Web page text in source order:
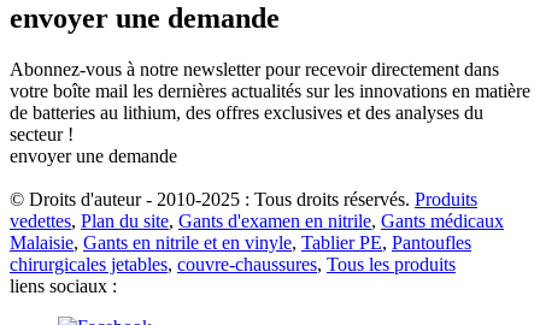
envoyer une demande
Abonnez-vous à notre newsletter pour recevoir directement dans
votre boîte mail les dernières actualités sur les innovations en matière
de batteries au lithium, des offres exclusives et des analyses du
secteur !
envoyer une demande
© Droits d'auteur - 2010-2025 : Tous droits réservés. Produits
vedettes, Plan du site, Gants d'examen en nitrile, Gants médicaux
Malaisie, Gants en nitrile et en vinyle, Tablier PE, Pantoufles
chirurgicales jetables, couvre-chaussures, Tous les produits
liens sociaux :